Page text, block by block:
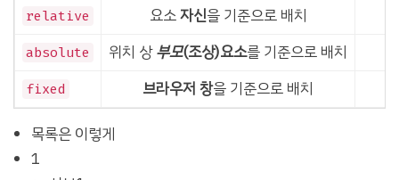
relative 요소자신을 기준으로 배치
absolute 위치 상부모(조상)요소를 기준으로 배치
fixed 브라우저 창을 기준으로 배치
목록은 이렇게
1